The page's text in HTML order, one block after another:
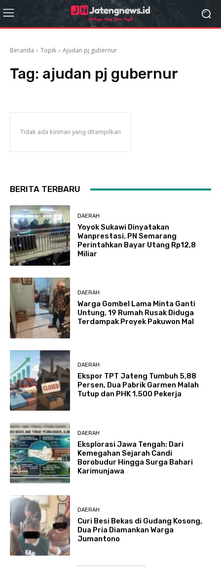
Beranda Topik Ajudan pj gubernur
Tag: ajudan pj gubernur
Tidak ada kiriman yang ditampilkan
BERITA TERBARU
DAERAH
Yoyok Sukawi Dinyatakan
Wanprestasi, PN Semarang
Perintahkan Bayar Utang Rp12,8
Miliar
DAERAH
Warga Gombel Lama Minta Ganti
Untung, 19 Rumah Rusak Diduga
Terdampak Proyek Pakuwon Mal
DAERAH
Ekspor TPT Jateng Tumbuh 5,88
Persen, Dua Pabrik Garmen Malah
Tutup dan PHK 1.500 Pekerja
DAERAH
Eksplorasi Jawa Tengah: Dari
Kemegahan Sejarah Candi
Borobudur Hingga Surga Bahari
Karimunjawa
DAERAH
Curi Besi Bekas di Gudang Kosong,
Dua Pria Diamankan Warga
Jumantono